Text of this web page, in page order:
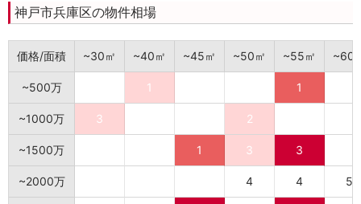
神戸市兵庫区の物件相場
価格/面積 ~30㎡ ~40㎡ ~45㎡ ~50㎡ ~55㎡ ~60
~500万 1 1
~1000万 3 2
~1500万 1 3 3
~2000万 4 4 5